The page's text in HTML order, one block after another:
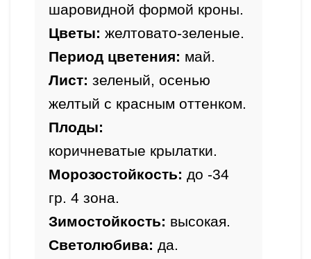
шаровидной формой кроны.
Цветы:
Период цветения: май.
Лист: зеленый, осенью
желтый с красным оттенком.
Плоды:
коричневатые крылатки.
Морозостойкость: до -34
гр. 4 зона.
Зимостойкость: высокая.
Светолюбива: да.